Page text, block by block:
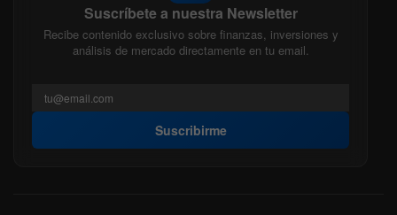
Suscríbete a nuestra Newsletter
Recibe contenido exclusivo sobre finanzas, inversiones y
análisis de mercado directamente en tu email.
Suscribirme